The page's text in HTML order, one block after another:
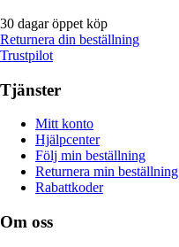
30 dagar öppet köp
Returnera din beställning
Trustpilot
Tjänster
Mitt konto
Hjälpcenter
Följ min beställning
Returnera min beställning
Rabattkoder
Om oss